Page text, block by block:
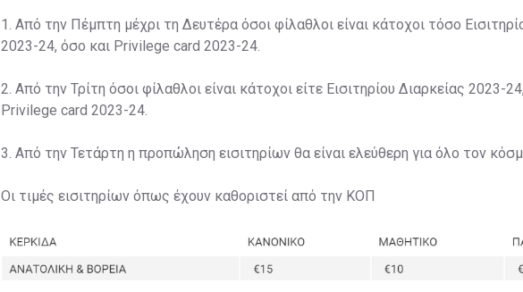
1. Από την Πέμπτη μέχρι τη Δευτέρα όσοι φίλαθλοι είναι κάτοχοι τόσο
2023-24, όσο και Privilege card 2023-24.
2. Από την Τρίτη όσοι φίλαθλοι είναι κάτοχοι είτε Εισιτηρίου Διαρκείας 2023-
Privilege card 2023-24.
3. Από την Τετάρτη η προπώληση εισιτηρίων θα είναι ελεύθερη για όλο τον
Οι τιμές εισιτηρίων όπως έχουν καθοριστεί από την ΚΟΠ